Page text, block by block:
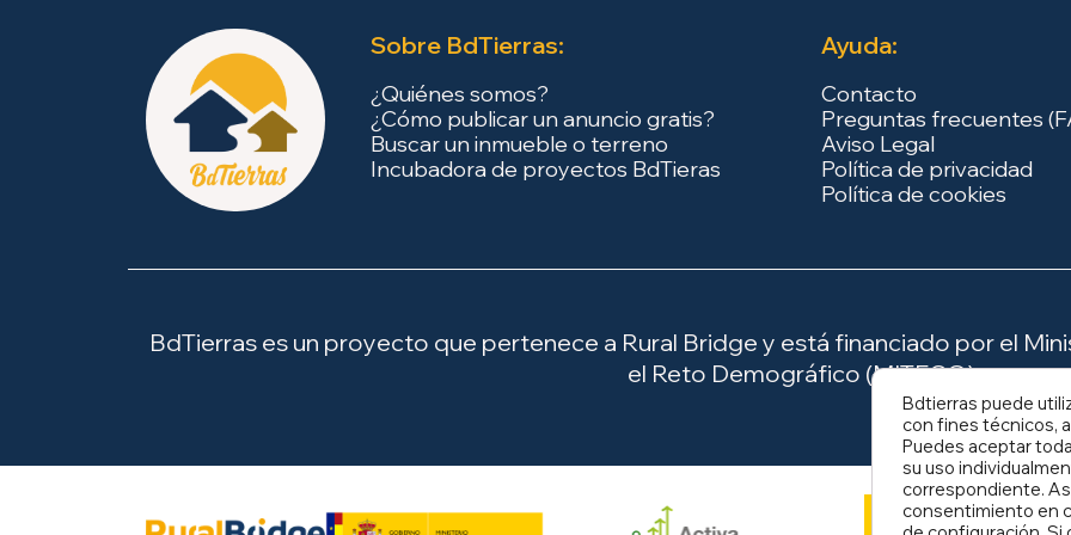
Sobre BdTierras:
¿Quiénes somos?
¿Cómo publicar un anuncio gratis?
Buscar un inmueble o terreno
Incubadora de proyectos BdTieras
Ayuda:
Contacto
Preguntas frecuentes
Aviso Legal
Política de privacidad
Política de cookies
BdTierras es un proyecto que pertenece a Rural Bridge y está financiado por el
el Reto Demográfico (MITECO).
Bdtierras puede
con fines técnicos,
Puedes aceptar
su uso
correspondiente.
consentimiento en